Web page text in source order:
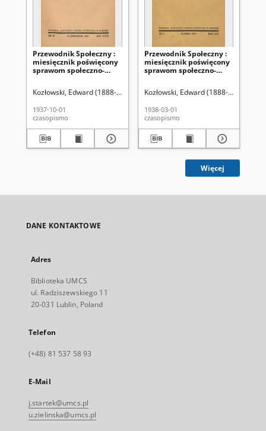
Przewodnik Społeczny :
miesięcznik poświęcony
sprawom społeczno-
Kozłowski, Edward (1888-1940). Redakcja
1937-10-01
czasopismo
Przewodnik Społeczny :
miesięcznik poświęcony
sprawom społeczno-
Kozłowski, Edward (1888-1940)
1938-03-01
czasopismo
Więcej
DANE KONTAKTOWE
Adres
Biblioteka UMCS
ul. Radziszewskiego 11
20-031 Lublin, Poland
Telefon
(+48) 81 537 58 93
E-Mail
j.startek@umcs.pl
u.zielinska@umcs.pl